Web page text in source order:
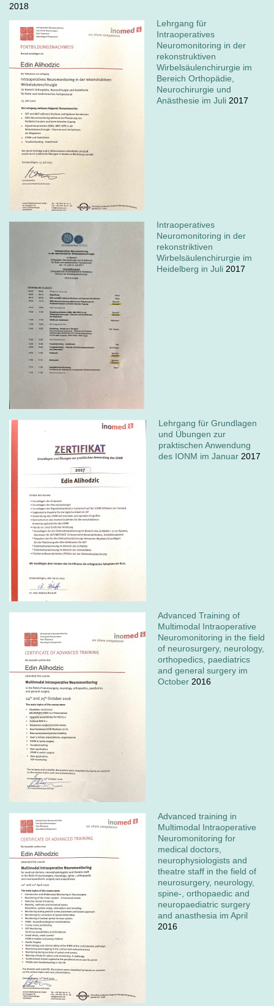
2018
Lehrgang für
Intraoperatives
Neuromonitoring in der
rekonstruktiven
Wirbelsäulenchirurgie im
Bereich Orthopädie,
Neurochirurgie und
Anästhesie im Juli 2017
Intraoperatives
Neuromonitoring in der
rekonstriktiven
Wirbelsäulenchirurgie im
Heidelberg in Juli 2017
Lehrgang für Grundlagen
und Übungen zur
praktischen Anwendung
des IONM im Januar 2017
Advanced Training of
Multimodal Intraoperative
Neuromonitoring in the field
of neurosurgery, neurology,
orthopedics, paediatrics
and general surgery im
October 2016
Advanced training in
Multimodal Intraoperative
Neuromonitoring for
medical doctors,
neurophysiologists and
theatre staff in the field of
neurosurgery, neurology,
spine-, orthopaedic and
neuropaediatric surgery
and anasthesia im April
2016